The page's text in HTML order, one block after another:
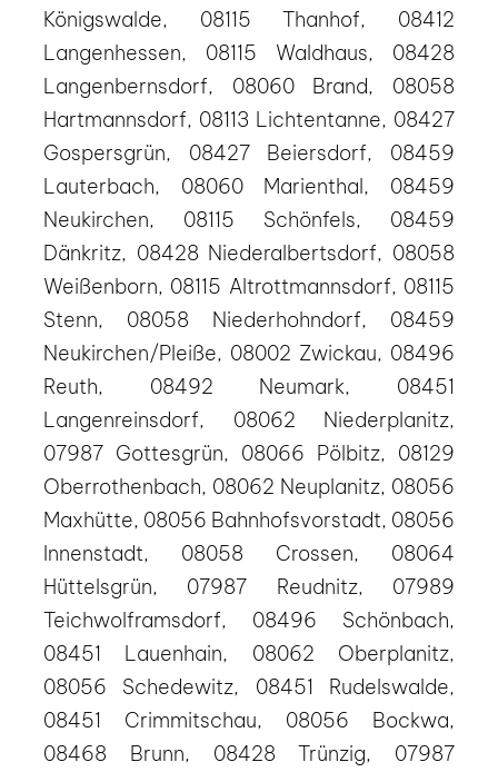
Königswalde, 08115 Thanhof, 08412
Langenhessen, 08115 Waldhaus, 08428
Langenbernsdorf, 08060 Brand, 08058
Hartmannsdorf, 08113 Lichtentanne, 08427
Gospersgrün, 08427 Beiersdorf, 08459
Lauterbach, 08060 Marienthal, 08459
Neukirchen, 08115 Schönfels, 08459
Dänkritz, 08428 Niederalbertsdorf, 08058
Weißenborn, 08115 Altrottmannsdorf, 08115
Stenn, 08058 Niederhohndorf, 08459
Neukirchen/Pleiße, 08002 Zwickau, 08496
Reuth, 08492 Neumark, 08451
Langenreinsdorf, 08062 Niederplanitz,
07987 Gottesgrün, 08066 Pölbitz, 08129
Oberrothenbach, 08062 Neuplanitz, 08056
Maxhütte, 08056 Bahnhofsvorstadt, 08056
Innenstadt, 08058 Crossen, 08064
Hüttelsgrün, 07987 Reudnitz, 07989
Teichwolframsdorf, 08496 Schönbach,
08451 Lauenhain, 08062 Oberplanitz,
08056 Schedewitz, 08451 Rudelswalde,
08451 Crimmitschau, 08056 Bockwa,
08468 Brunn, 08428 Trünzig, 07987